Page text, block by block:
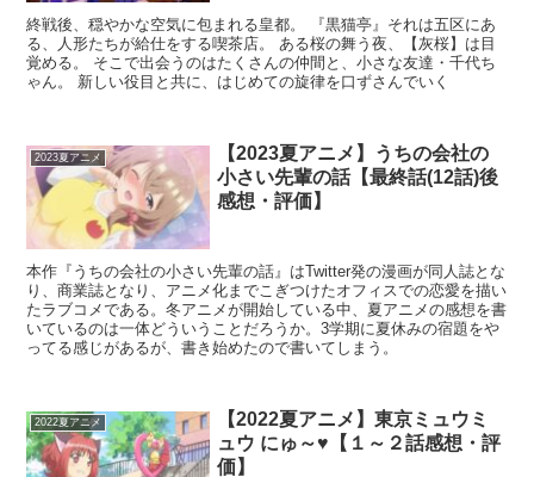
終戦後、穏やかな空気に包まれる皇都。 『黒猫亭』それは五区にあ
る、人形たちが給仕をする喫茶店。 ある桜の舞う夜、【灰桜】は目
覚める。 そこで出会うのはたくさんの仲間と、小さな友達・千代ち
ゃん。 新しい役目と共に、はじめての旋律を口ずさんでいく
2023夏アニメ
【2023夏アニメ】うちの会社の
小さい先輩の話【最終話(12話)後
感想・評価】
本作『うちの会社の小さい先輩の話』はTwitter発の漫画が同人誌とな
り、商業誌となり、アニメ化までこぎつけたオフィスでの恋愛を描い
たラブコメである。冬アニメが開始している中、夏アニメの感想を書
いているのは一体どういうことだろうか。3学期に夏休みの宿題をや
ってる感じがあるが、書き始めたので書いてしまう。
2022夏アニメ
【2022夏アニメ】東京ミュウミ
ュウ にゅ～♥【１～２話感想・評
価】